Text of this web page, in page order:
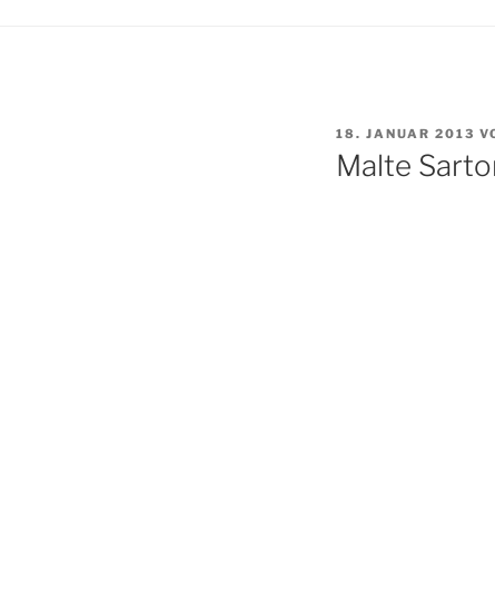
VERÖFFENTLICHT
AM
18. JANUAR 2013
Malte